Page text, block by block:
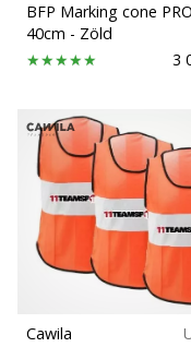
BFP Marking cone PRO
40cm - Zöld
3
Cawila